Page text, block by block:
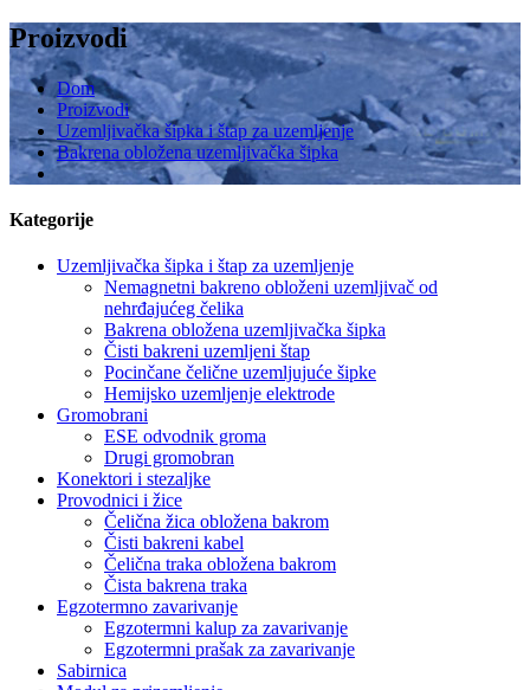
Proizvodi
Dom
Proizvodi
Uzemljivačka šipka i štap za uzemljenje
Bakrena obložena uzemljivačka šipka
Kategorije
Uzemljivačka šipka i štap za uzemljenje
Nemagnetni bakreno obloženi uzemljivač od
nehrđajućeg čelika
Bakrena obložena uzemljivačka šipka
Čisti bakreni uzemljeni štap
Pocinčane čelične uzemljujuće šipke
Hemijsko uzemljenje elektrode
Gromobrani
ESE odvodnik groma
Drugi gromobran
Konektori i stezaljke
Provodnici i žice
Čelična žica obložena bakrom
Čisti bakreni kabel
Čelična traka obložena bakrom
Čista bakrena traka
Egzotermno zavarivanje
Egzotermni kalup za zavarivanje
Egzotermni prašak za zavarivanje
Sabirnica